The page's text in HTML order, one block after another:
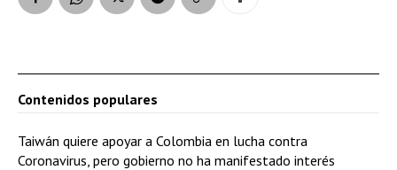
Contenidos populares
Taiwán quiere apoyar a Colombia en lucha contra
Coronavirus, pero gobierno no ha manifestado interés